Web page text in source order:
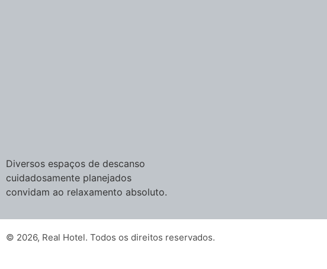
Diversos espaços de descanso
cuidadosamente planejados
convidam ao relaxamento absoluto.
© 2026, Real Hotel. Todos os direitos reservados.